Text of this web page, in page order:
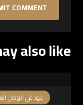
also like
عود في الوطن